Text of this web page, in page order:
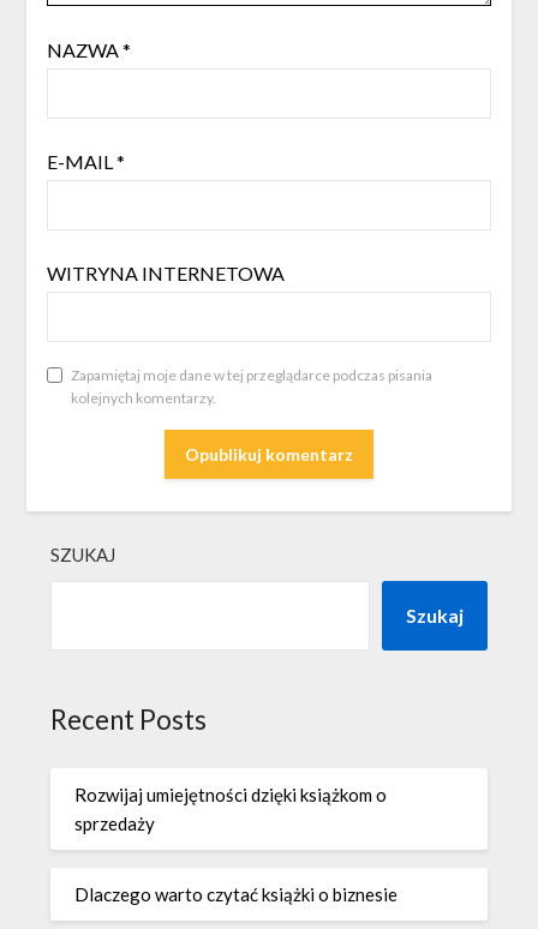
NAZWA*
E-MAIL*
WITRYNA INTERNETOWA
Zapamiętaj moje dane w tej przeglądarce podczas pisania
kolejnych komentarzy.
SZUKAJ
Szukaj
Recent Posts
Rozwijaj umiejętności dzięki książkom o
sprzedaży
Dlaczego warto czytać książki o biznesie